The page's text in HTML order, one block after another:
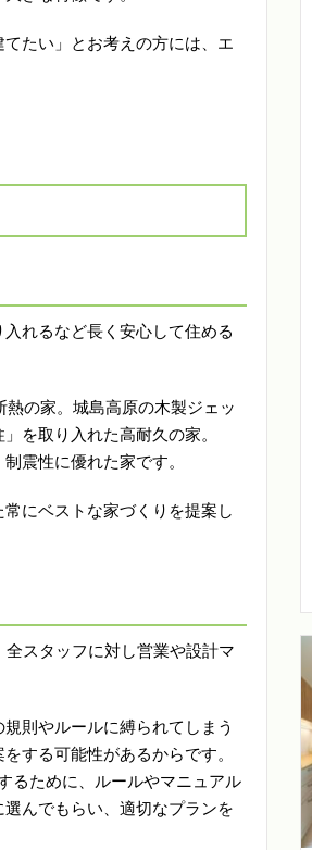
たい」とお考えの方には、エ
れるなど長く安心して住める
の家。城島高原の木製ジェッ
を取り入れた高耐久の家。
震性に優れた家です。
にベストな家づくりを提案し
スタッフに対し営業や設計マ
則やルールに縛られてしまう
する可能性があるからです。
るために、ルールやマニュアル
んでもらい、適切なプランを